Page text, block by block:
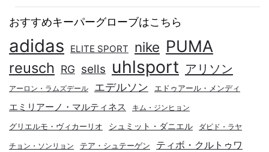
おすすめキーパーグローブはこちら
adidas ELITE SPORT nike PUMA
reusch RG sells uhlsport アリソン
アーロン・ラムズデール エデルソン エドゥアール・メンディ
エミリアーノ・マルティネス キム・ジンヒョン
グリエルモ・ヴィカーリオ シュミット・ダニエル ダビド・ラヤ
チョン・ソンリョン テア・シュテーゲン ティボ・クルトゥワ